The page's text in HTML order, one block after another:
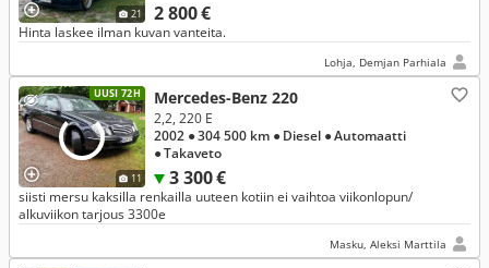
21 2 800 €
Hinta laskee ilman kuvan vanteita.
Lohja, Demjan Parhiala
UUSI 72H
11
Mercedes-Benz 220
3 300 €
2,2, 220 E
2002 ● 304 500 km ● Diesel ● Automaatti
● Takaveto
siisti mersu kaksilla renkailla uuteen kotiin ei vaihtoa viikonlopun/
alkuviikon tarjous 3300e
Masku, Aleksi Marttila